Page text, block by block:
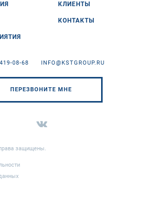
КЛИЕНТЫ
КОНТАКТЫ
08-68 INFO@KSTGROUP.RU
ПЕРЕЗВОНИТЕ МНЕ
защищены.